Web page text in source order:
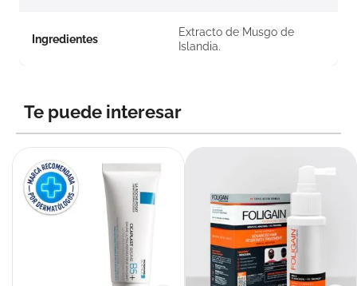
Ingredientes
Extracto de Musgo de
Islandia.
Te puede interesar